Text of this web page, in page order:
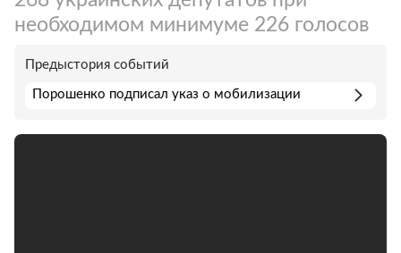
необходимом минимуме 226 голосов
Предыстория событий
Порошенко подписал указ о мобилизации